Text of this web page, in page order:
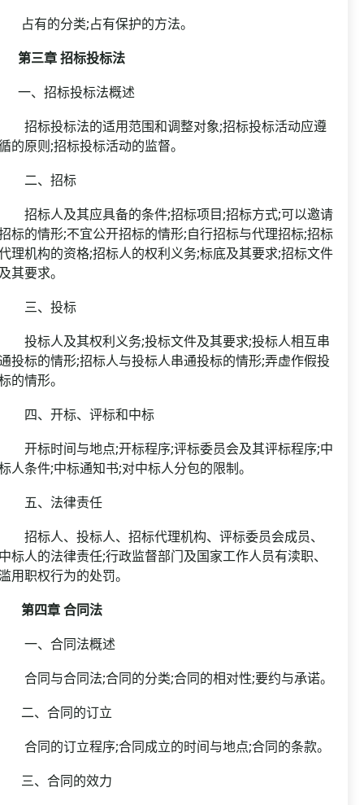
有的分类;占有保护的方法。
第三章 招标投标法
、招标投标法概述
标投标法的适用范围和调整对象;招标投标活动应遵
的原则;招标投标活动的监督。
、招标
标人及其应具备的条件;招标项目;招标方式;可以邀请
标的情形;不宜公开招标的情形;自行招标与代理招标;招标
理机构的资格;招标人的权利义务;标底及其要求;招标文件
其要求。
、投标
标人及其权利义务;投标文件及其要求;投标人相互串
投标的情形;招标人与投标人串通投标的情形;弄虚作假投
的情形。
、开标、评标和中标
标时间与地点;开标程序;评标委员会及其评标程序;中
人条件;中标通知书;对中标人分包的限制。
、法律责任
标人、投标人、招标代理机构、评标委员会成员、
标人的法律责任;行政监督部门及国家工作人员有渎职、
用职权行为的处罚。
第四章 合同法
、合同法概述
同与合同法;合同的分类;合同的相对性;要约与承诺。
、合同的订立
同的订立程序;合同成立的时间与地点;合同的条款。
、合同的效力